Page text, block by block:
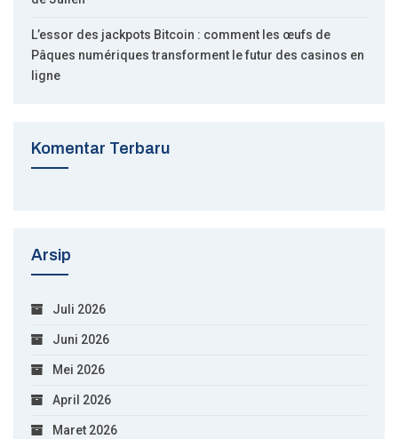
L’essor des jackpots Bitcoin : comment les œufs de
Pâques numériques transforment le futur des casinos en
ligne
Komentar Terbaru
Arsip
Juli 2026
Juni 2026
Mei 2026
April 2026
Maret 2026